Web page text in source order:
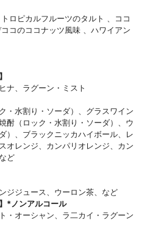
ロピカルフルーツのタルト 、ココ
コのココナッツ風味 、ハワイアン
ナ、ラグーン・ミスト
・水割り・ソーダ）、グラスワイン
酎（ロック・水割り・ソーダ）、ウ
）、ブラックニッカハイボール、レ
オレンジ、カンパリオレンジ、カン
ど
ジジュース、ウーロン茶、など
*ノンアルコール
・オーシャン、ラ二カイ・ラグーン